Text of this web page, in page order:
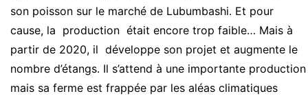
son poisson sur le marché de Lubumbashi. Et pour
cause, la production était encore trop faible… Mais à
partir de 2020, il développe son projet et augmente le
nombre d’étangs. Il s’attend à une importante production
mais sa ferme est frappée par les aléas climatiques